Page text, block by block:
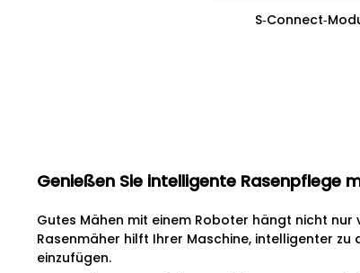
Genießen Sie intelligente Rasenpflege
Gutes Mähen mit einem Roboter hängt nicht
Rasenmäher hilft Ihrer Maschine, intelligenter
einzufügen.